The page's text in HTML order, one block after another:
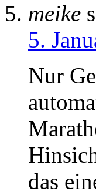
meike
5.
Nur
das